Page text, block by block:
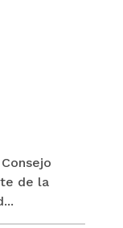
de la